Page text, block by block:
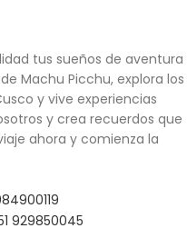
tus sueños de aventura
Machu Picchu, explora los
y vive experiencias
y crea recuerdos que
ahora y comienza la
929850045